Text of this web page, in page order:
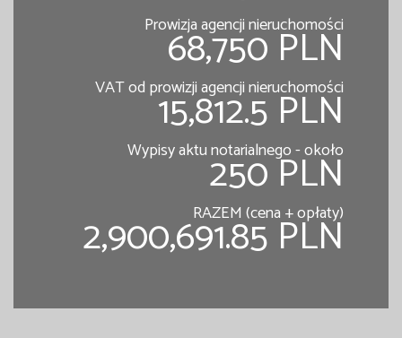
Prowizja agencji nieruchomości
68,750 PLN
VAT od prowizji agencji nieruchomości
15,812.5 PLN
Wypisy aktu notarialnego - około
250 PLN
RAZEM (cena + opłaty)
2,900,691.85 PLN